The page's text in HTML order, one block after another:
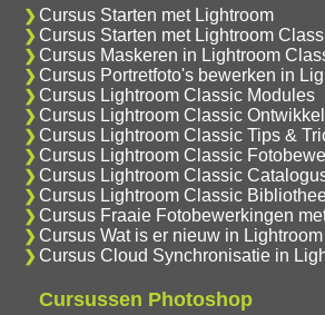
Cursus Starten met Lightroom
Cursus Starten met Lightroom
Cursus Maskeren in Lightroom
Cursus Portretfoto's bewerken in
Cursus Lightroom Classic Modules
Cursus Lightroom Classic
Cursus Lightroom Classic Tips &
Cursus Lightroom Classic
Cursus Lightroom Classic
Cursus Lightroom Classic
Cursus Fraaie Fotobewerkingen
Cursus Wat is er nieuw in
Cursus Cloud Synchronisatie in
Cursussen Photoshop